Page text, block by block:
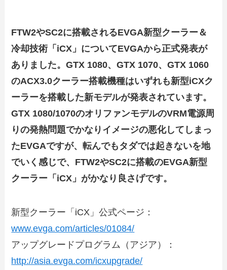
FTW2やSC2に搭載されるEVGA新型クーラー＆
冷却技術「iCX」についてEVGAから正式発表が
ありました。GTX 1080、GTX 1070、GTX 1060
のACX3.0クーラー搭載機種はいずれも新型iCXク
ーラーを搭載した新モデルが発表されています。
GTX 1080/1070のオリファンモデルのVRM電源周
りの発熱問題でかなりイメージの悪化してしまっ
たEVGAですが、転んでもタダでは起きないを地
でいく感じで、FTW2やSC2に搭載のEVGA新型
クーラー「iCX」がかなり良さげです。
新型クーラー「iCX」公式ページ：
www.evga.com/articles/01084/
アップグレードプログラム（アジア）：
http://asia.evga.com/icxupgrade/